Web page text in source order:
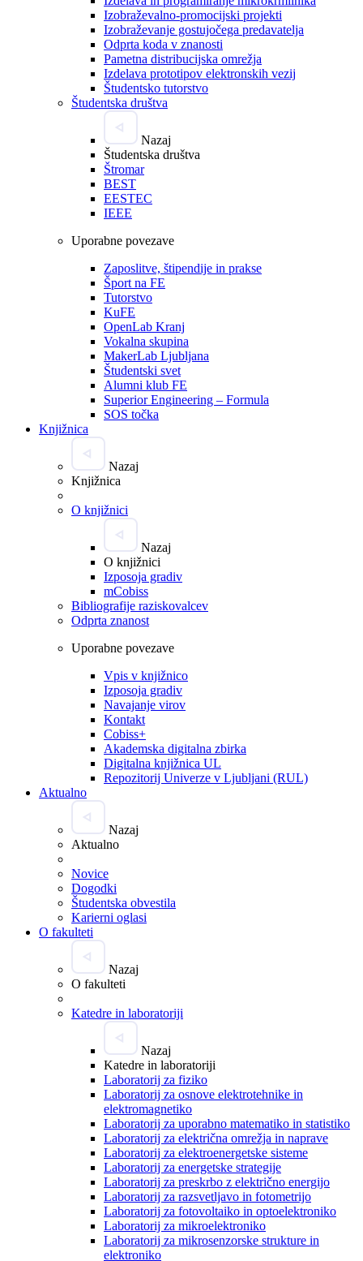
Izobraževalno-promocijski projekti
Izobraževanje gostujočega predavatelja
Odprta koda v znanosti
Pametna distribucijska omrežja
Izdelava prototipov elektronskih vezij
Študentsko tutorstvo
Študentska društva
Nazaj
Študentska društva
Štromar
BEST
EESTEC
IEEE
Uporabne povezave
Zaposlitve, štipendije in prakse
Šport na FE
Tutorstvo
KuFE
OpenLab Kranj
Vokalna skupina
MakerLab Ljubljana
Študentski svet
Alumni klub FE
Superior Engineering – Formula
SOS točka
Knjižnica
Nazaj
Knjižnica
O knjižnici
Nazaj
O knjižnici
Izposoja gradiv
mCobiss
Bibliografije raziskovalcev
Odprta znanost
Uporabne povezave
Vpis v knjižnico
Izposoja gradiv
Navajanje virov
Kontakt
Cobiss+
Akademska digitalna zbirka
Digitalna knjižnica UL
Repozitorij Univerze v Ljubljani (RUL)
Aktualno
Nazaj
Aktualno
Novice
Dogodki
Študentska obvestila
Karierni oglasi
O fakulteti
Nazaj
O fakulteti
Katedre in laboratoriji
Nazaj
Katedre in laboratoriji
Laboratorij za fiziko
Laboratorij za osnove elektrotehnike in
elektromagnetiko
Laboratorij za uporabno matematiko in statistiko
Laboratorij za električna omrežja in naprave
Laboratorij za elektroenergetske sisteme
Laboratorij za energetske strategije
Laboratorij za preskrbo z električno energijo
Laboratorij za razsvetljavo in fotometrijo
Laboratorij za fotovoltaiko in optoelektroniko
Laboratorij za mikroelektroniko
Laboratorij za mikrosenzorske strukture in
elektroniko